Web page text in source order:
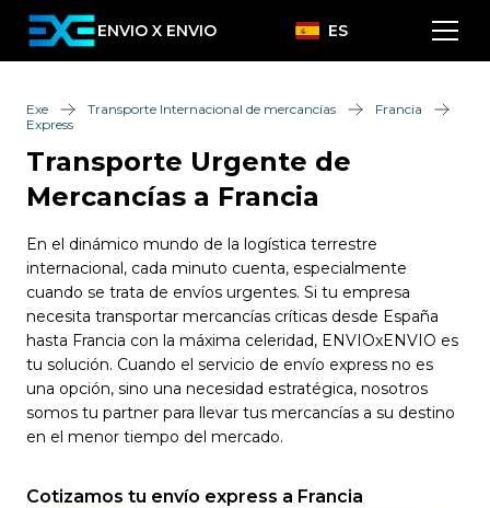
ENVIO X ENVIO ES
Exe Transporte Internacional de mercancías
Francia
Express
Transporte Urgente de
Mercancías a Francia
En el dinámico mundo de la logística terrestre
internacional, cada minuto cuenta, especialmente
cuando se trata de envíos urgentes. Si tu empresa
necesita transportar mercancías críticas desde España
hasta Francia con la máxima celeridad, ENVIOxENVIO es
tu solución. Cuando el servicio de envío express no es
una opción, sino una necesidad estratégica, nosotros
somos tu partner para llevar tus mercancías a su destino
en el menor tiempo del mercado.
Cotizamos tu envío express a Francia